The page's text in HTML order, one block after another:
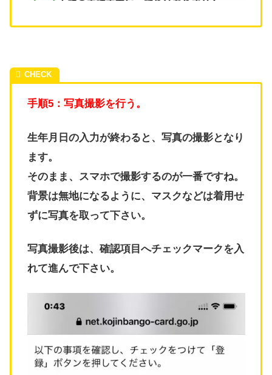
手順5：写真撮影を行う。
生年月日の入力が終わると、写真の撮影となり
ます。
そのまま、スマホで撮影するのが一番ですね。
背景は無地になるように、マスクなどは着用せ
ずに写真を取って下さい。
写真撮影後は、確認項目へチェックマークを入
れて進んで下さい。